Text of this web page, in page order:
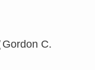
C.